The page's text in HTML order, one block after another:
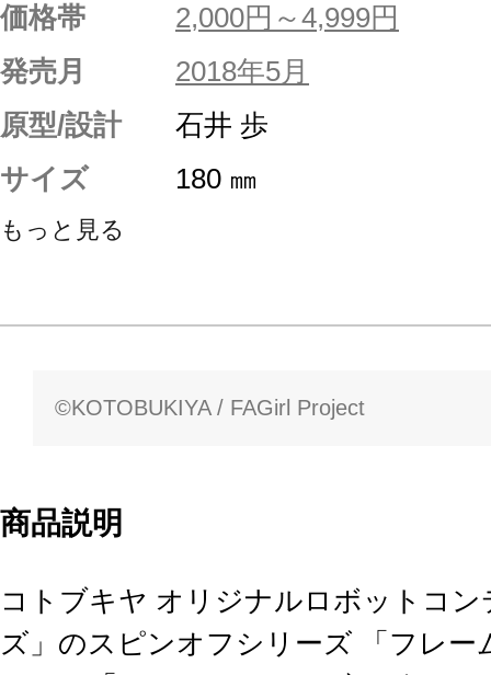
価格帯
2,000円～4,999円
発売月
2018年5月
原型/設計
石井 歩
サイズ
180 ㎜
もっと見る
©KOTOBUKIYA / FAGirl Project
商品説明
コトブキヤ オリジナルロボットコ
ズ」のスピンオフシリーズ 「フレー